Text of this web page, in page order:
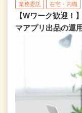
業務委託 在宅・内職
【Wワーク歓迎！
マアプリ出品の運